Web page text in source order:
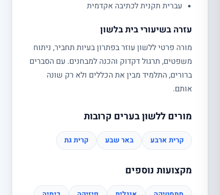
עברית תקנית לכתיבה אקדמית
עזרה בשיעורי בית בלשון
מורה פרטי ללשון עוזר בפתרון בעיות תחביר, ניתוח
משפטים, תרגול דקדוק והכנה למבחנים. עם הסברים
ברורים, התלמיד מבין את הכללים ולא רק שונה
אותם.
מורים ללשון בערים קרובות
קרית ארבע באר שבע קרית גת
מקצועות נוספים